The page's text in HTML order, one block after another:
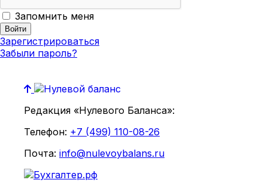
Запомнить меня
Зарегистрироваться
Забыли пароль?
Редакция «Нулевого Баланса»:
Телефон: +7 (499) 110-08-26
Почта: info@nulevoybalans.ru